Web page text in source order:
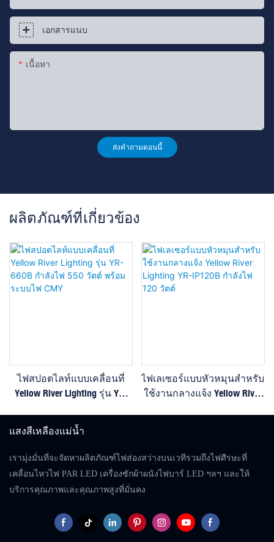
เอกสารแนบ
เนื้อหา
ส่งคำถามตอนนี้
ผลิตภัณฑ์ที่เกี่ยวข้อง
ไฟสปอตไลท์แบบเคลื่อนที่
Yellow River Lighting รุ่น YR-
ระบบไฟ CMY
ไฟเลเซอร์แบบหัวหมุนสำหรับ
ใช้งานกลางแจ้ง Yellow River
แสงสีเหลืองแม่น้ำ
เรามุ่งมั่นที่จะจัดหาผลิตภัณฑ์ไฟส่องสว่างบนเวทีรวมถึงไฟศีรษะที่
เคลื่อนไหวไฟ PAR LED เครื่องซักผ้าผนังไฟบาร์ LED ฯลฯ และให้
บริการคุณภาพและคุณภาพสูงที่มั่นคง